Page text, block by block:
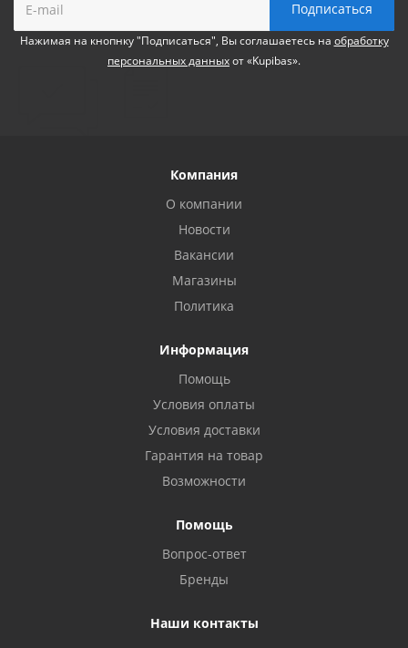
Нажимая на кнопнку "Подписаться", Вы соглашаетесь на обработку
персональных данныхот «Kupibas».
Компания
О компании
Новости
Вакансии
Магазины
Политика
Информация
Помощь
Условия оплаты
Условия доставки
Гарантия на товар
Возможности
Помощь
Вопрос-ответ
Бренды
Наши контакты